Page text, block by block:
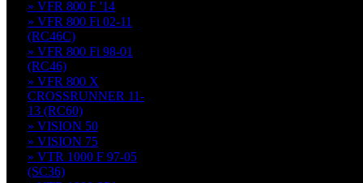
» VFR 800 F '14
» VFR 800 Fi 02-11
(RC46C)
» VFR 800 Fi 98-01
(RC46)
» VFR 800 X
CROSSRUNNER 11-
13 (RC60)
» VISION 50
» VISION 75
» VTR 1000 F 97-05
(SC36)